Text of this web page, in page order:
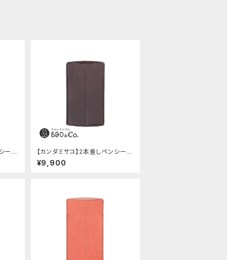
ー
)
【カンダミサコ】2本差しペンシー
ス・ショート用 ミネルバボックス
(カスターニョ)
¥9,900